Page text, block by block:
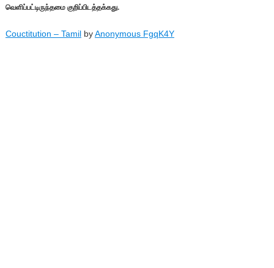
வெளிப்பட்டிருந்தமை குறிப்பிடத்தக்கது.
Couctitution – TamilbyAnonymous FgqK4Y